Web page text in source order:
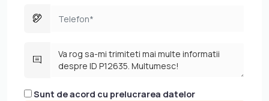
Sunt de acord cu prelucrarea datelor